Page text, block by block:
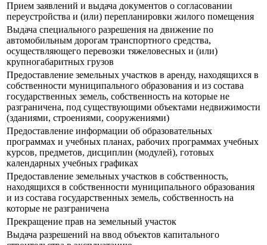
Прием заявлений и выдача документов о согласовании
переустройства и (или) перепланировки жилого помещения
Выдача специального разрешения на движение по
автомобильным дорогам транспортного средства,
осуществляющего перевозки тяжеловесных и (или)
крупногабаритных грузов
Предоставление земельных участков в аренду, находящихся в
собственности муниципального образования и из состава
государственных земель, собственность на которые не
разграничена, под существующими объектами недвижимости
(зданиями, строениями, сооружениями)
Предоставление информации об образовательных
программах и учебных планах, рабочих программах учебных
курсов, предметов, дисциплин (модулей), готовых
календарных учебных графиках
Предоставление земельных участков в собственность,
находящихся в собственности муниципального образования
и из состава государственных земель, собственность на
которые не разграничена
Прекращение прав на земельный участок
Выдача разрешений на ввод объектов капитального